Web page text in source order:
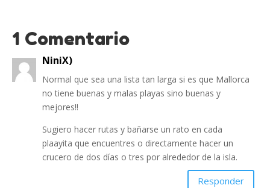
1 Comentario
NiniX)
Normal que sea una lista tan larga si es que Mallorca
no tiene buenas y malas playas sino buenas y
mejores!!
Sugiero hacer rutas y bañarse un rato en cada
plaayita que encuentres o directamente hacer un
crucero de dos días o tres por alrededor de la isla.
Responder